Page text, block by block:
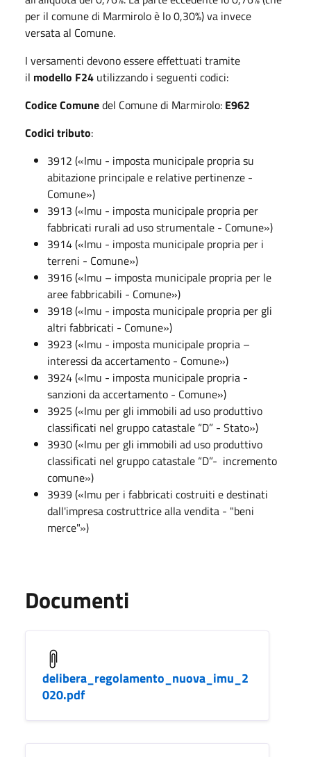
per il comune di Marmirolo è lo 0,30%) va invece
versata al Comune.
I versamenti devono essere effettuati tramite
il modello F24 utilizzando i seguenti codici:
Codice Comunedel Comune di Marmirolo: E962
Codici tributo:
3912 («Imu - imposta municipale propria su
abitazione principale e relative pertinenze -
Comune»)
3913 («Imu - imposta municipale propria per
fabbricati rurali ad uso strumentale - Comune»)
3914 («Imu - imposta municipale propria per i
terreni - Comune»)
3916 («Imu – imposta municipale propria per le
aree fabbricabili - Comune»)
3918 («Imu - imposta municipale propria per gli
altri fabbricati - Comune»)
3923 («Imu - imposta municipale propria –
interessi da accertamento - Comune»)
3924 («Imu - imposta municipale propria -
sanzioni da accertamento - Comune»)
3925 («Imu per gli immobili ad uso produttivo
classificati nel gruppo catastale “D” - Stato»)
3930 («Imu per gli immobili ad uso produttivo
classificati nel gruppo catastale “D”- incremento
comune»)
3939 («Imu per i fabbricati costruiti e destinati
dall'impresa costruttrice alla vendita - "beni
merce"»)
Documenti
delibera_regolamento_nuova_imu_2
020.pdf